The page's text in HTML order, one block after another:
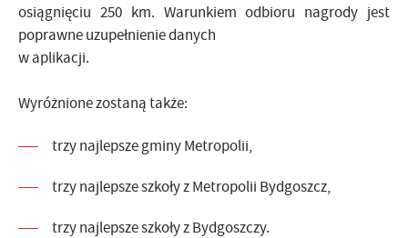
osiągnięciu 250 km. Warunkiem odbioru nagrody jest
poprawne uzupełnienie danych
w aplikacji.
Wyróżnione zostaną także:
trzy najlepsze gminy Metropolii,
trzy najlepsze szkoły z Metropolii Bydgoszcz,
trzy najlepsze szkoły z Bydgoszczy.